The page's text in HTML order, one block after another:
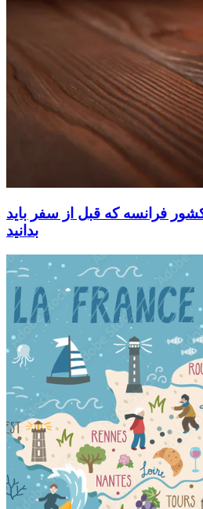
فرانسه که قبل از سفر باید
بدانید